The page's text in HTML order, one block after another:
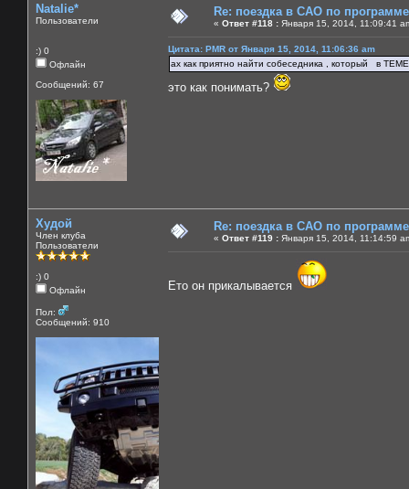
Natalie*
Пользователи
:) 0
Офлайн
Сообщений: 67
Re: поездка в САО по
« Ответ #118 : Января 15, 2014, 11:09:41
Цитата: PMR от Января 15, 2014, 11:06:36 am
ах как приятно найти собеседника , который в
это как понимать?
Худой
Член клуба
Пользователи
:) 0
Офлайн
Пол:
Сообщений: 910
Re: поездка в САО по
« Ответ #119 : Января 15, 2014, 11:14:59
Ето он прикалывается